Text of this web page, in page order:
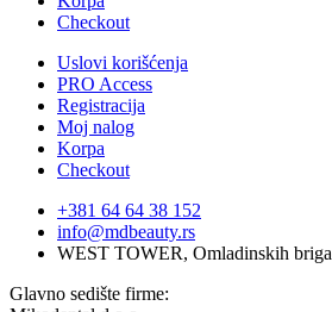
Checkout
Uslovi korišćenja
PRO Access
Registracija
Moj nalog
Korpa
Checkout
+381 64 64 38 152
info@mdbeauty.rs
WEST TOWER, Omladinskih
Glavno sedište firme: